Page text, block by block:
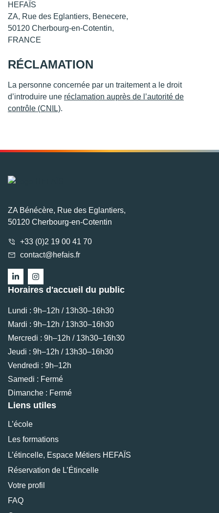
HEFAÏS
ZA, Rue des Eglantiers, Benecere,
50120 Cherbourg-en-Cotentin,
FRANCE
RÉCLAMATION
La personne concernée par un traitement a le droit
d’introduire une réclamation auprès de l’autorité de
contrôle (CNIL).
ZA Bénécère, Rue des Eglantiers,
50120 Cherbourg-en-Cotentin
+33 (0)2 19 00 41 70
contact@hefais.fr
Horaires d'accueil du public
Lundi : 9h–12h / 13h30–16h30
Mardi : 9h–12h / 13h30–16h30
Mercredi : 9h–12h / 13h30–16h30
Jeudi : 9h–12h / 13h30–16h30
Vendredi : 9h–12h
Samedi : Fermé
Dimanche : Fermé
Liens utiles
L’école
Les formations
L’étincelle, Espace Métiers HEFAÏS
Réservation de L’Étincelle
Votre profil
FAQ